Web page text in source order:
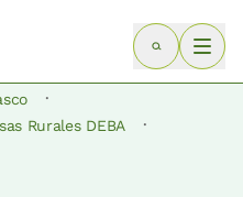
·
Rurales DEBA ·